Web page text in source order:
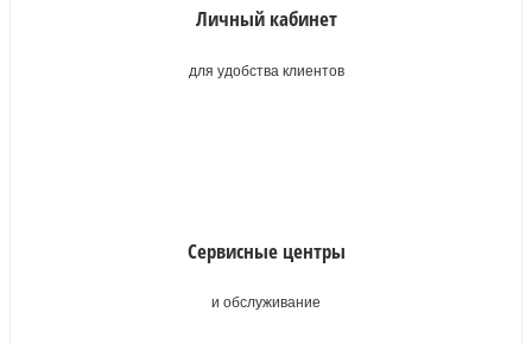
Личный кабинет
для удобства клиентов
Сервисные центры
и обслуживание